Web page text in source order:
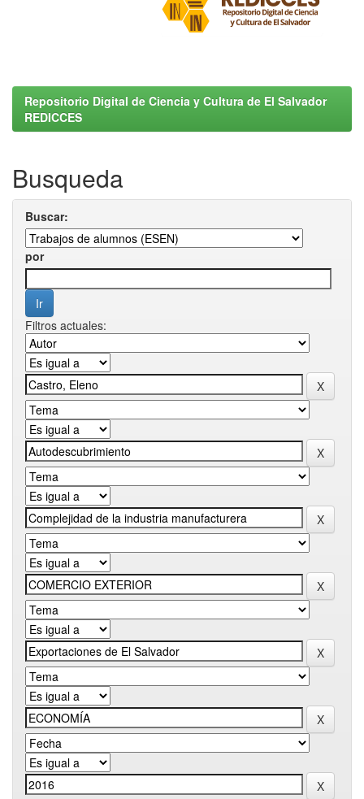
Repositorio Digital de Ciencia y Cultura de El Salvador
REDICCES
Busqueda
Buscar:
por
Filtros actuales: